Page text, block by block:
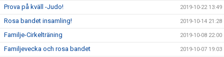
Prova på kväll -Judo! 2019-10-22 13:49
Rosa bandet insamling! 2019-10-14 21:28
Familje-Cirkelträning 2019-10-08 22:00
Familjevecka och rosa bandet 2019-10-07 19:03